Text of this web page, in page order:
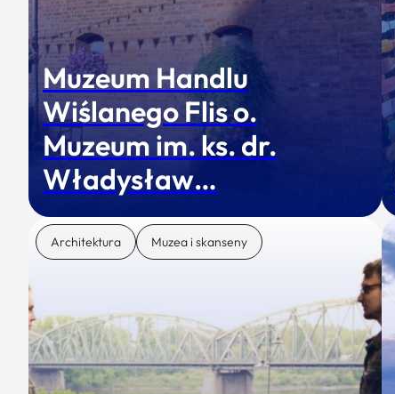
Muzeum Handlu
Wiślanego Flis o.
Muzeum im. ks. dr.
Władysław…
Architektura Muzea i skanseny